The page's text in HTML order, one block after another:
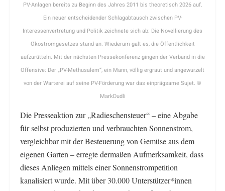
PV-Anlagen bereits zu Beginn des Jahres 2011 bis theoretisch 2026 auf.
Ein neuer entscheidender Schlagabtausch zwischen PV-
Interessenvertretung und Politik zeichnete sich ab: Die Novellierung des
Ökostromgesetzes stand an. Wiederum galt es, die Öffentlichkeit
aufzurütteln. Mit der nächsten Pressekonferenz gingen der Verband in die
Offensive: Der „PV-Methusalem“, ein Mann, völlig ergraut und angewurzelt
von der Warterei auf seine PV-Förderung war das einprägsame Sujet. ©
MarkDudli
Die Presseaktion zur „Radieschensteuer“ – eine Abgabe
für selbst produzierten und verbrauchten Sonnenstrom,
vergleichbar mit der Besteuerung von Gemüse aus dem
eigenen Garten – erregte dermaßen Aufmerksamkeit, dass
dieses Anliegen mittels einer Sonnenstrompetition
kanalisiert wurde. Mit über 30.000 Unterstützer*innen